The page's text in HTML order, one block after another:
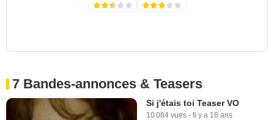
7 Bandes-annonces & Teasers
Si j'étais toi Teaser VO
10 084 vues - Il y a 18 ans